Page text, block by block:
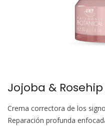
Jojoba &
Crema correctora de los
Reparación profunda